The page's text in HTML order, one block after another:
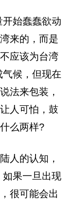
始蠢蠢欲动
来的，而是
应该为台湾
候，但现在
法来包装，
人可怕，鼓
么两样?
人的认知，
果一旦出现
很可能会出